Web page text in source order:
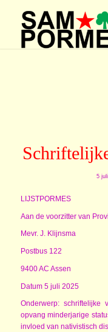
5
LIJSTPORMES
Aan de voorzitter van
Mevr. J. Klijnsma
Postbus 122
9400 AC Assen
Datum 5 juli 2025
Onderwerp: schriftelijke
opvang minderjarige
invloed van nativistisch